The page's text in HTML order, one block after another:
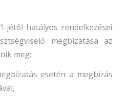
jétől hatályos rendelkezései
megbízatása az
meg:
esetén a megbízás